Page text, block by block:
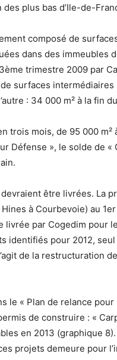
des plus bas d’Ile-de-
composé de
dans des immeubles
trimestre 2009 par
surfaces
: 34 000 m² à la fin
trois mois, de 95 000
Défense », le solde de «
être livrées. La
à Courbevoie) au
livrée par Cogedim pour
identifiés pour 2012, seul
de la restructuration
le « Plan de relance
de construire : «
en 2013 (graphique
projets demeure pour